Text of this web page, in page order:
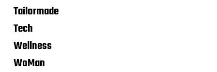
Tailormade
Tech
Wellness
WoMan